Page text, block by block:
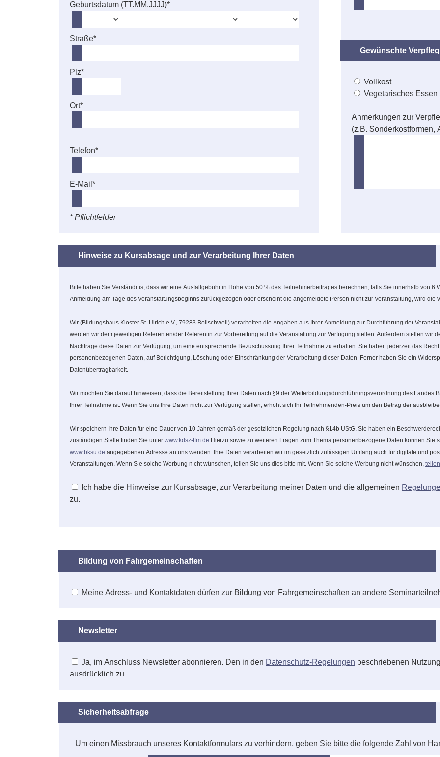
Geburtsdatum (TT.MM.JJJJ)*
Straße*
Plz*
Ort*
Telefon*
E-Mail*
* Pflichtfelder
Gewünschte
Vollkost
Vegetarisches Essen
Anmerkungen zur
(z.B. Sonderkostformen,
Hinweise zu Kursabsage und zur Verarbeitung Ihrer Daten
Bitte haben Sie Verständnis, dass wir eine Ausfallgebühr in Höhe von 50 % des Teilnehmerbeitrages berechnen, falls Sie innerhalb von 6
Anmeldung am Tage des Veranstaltungsbeginns zurückgezogen oder erscheint die angemeldete Person nicht zur Veranstaltung, wird die
Wir (Bildungshaus Kloster St. Ulrich e.V., 79283 Bollschweil) verarbeiten die Angaben aus Ihrer Anmeldung zur Durchführung der
werden wir dem jeweiligen Referenten/der Referentin zur Vorbereitung auf die Veranstaltung zur Verfügung stellen. Außerdem stellen wir
Nachfrage diese Daten zur Verfügung, um eine entsprechende Bezuschussung Ihrer Teilnahme zu erhalten. Sie haben jederzeit das
personenbezogenen Daten, auf Berichtigung, Löschung oder Einschränkung der Verarbeitung dieser Daten. Ferner haben Sie ein
Datenübertragbarkeit.
Wir möchten Sie darauf hinweisen, dass die Bereitstellung Ihrer Daten nach §9 der Weiterbildungsdurchführungsverordnung des Landes
Ihrer Teilnahme ist. Wenn Sie uns Ihre Daten nicht zur Verfügung stellen, erhöht sich Ihr Teilnehmenden-Preis um den Betrag der
Wir speichern Ihre Daten für eine Dauer von 10 Jahren gemäß der gesetzlichen Regelung nach §14b UStG. Sie haben ein
zuständigen Stelle finden Sie unter www.kdsz-ffm.de Hierzu sowie zu weiteren Fragen zum Thema personenbezogene Daten können Sie
www.bksu.de angegebenen Adresse an uns wenden. Ihre Daten verarbeiten wir im gesetzlich zulässigen Umfang auch für digitale und
Veranstaltungen. Wenn Sie solche Werbung nicht wünschen, teilen Sie uns dies bitte mit. Wenn Sie solche Werbung nicht wünschen,
Ich habe die Hinweise zur Kursabsage, zur Verarbeitung meiner Daten und die allgemeinen
zu.
Bildung von Fahrgemeinschaften
Meine Adress- und Kontaktdaten dürfen zur Bildung von Fahrgemeinschaften an andere
Newsletter
Ja, im Anschluss Newsletter abonnieren. Den in den Datenschutz-Regelungen beschriebenen
ausdrücklich zu.
Sicherheitsabfrage
Um einen Missbrauch unseres Kontaktformulars zu verhindern, geben Sie bitte die folgende Zahl von